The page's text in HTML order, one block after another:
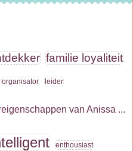
familie loyaliteit
organisator leider
van Anissa ...
enthousiast